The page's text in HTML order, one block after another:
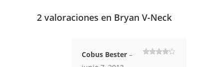
2 valoraciones en Bryan V-Neck
Cobus Bester –